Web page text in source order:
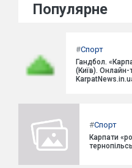
Популярне
#Спорт
Гандбол.
(Київ). Онлайн-
#Спорт
Карпати